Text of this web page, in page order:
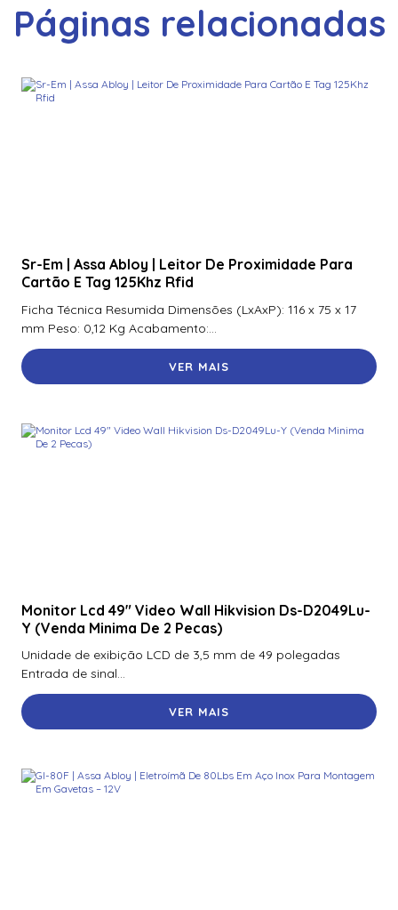
Páginas relacionadas
Sr-Em | Assa Abloy | Leitor De Proximidade Para
Cartão E Tag 125Khz Rfid
Ficha Técnica Resumida Dimensões (LxAxP): 116 x 75 x 17
mm Peso: 0,12 Kg Acabamento:...
VER MAIS
Monitor Lcd 49″ Video Wall Hikvision Ds-D2049Lu-
Y (Venda Minima De 2 Pecas)
Unidade de exibição LCD de 3,5 mm de 49 polegadas
Entrada de sinal...
VER MAIS